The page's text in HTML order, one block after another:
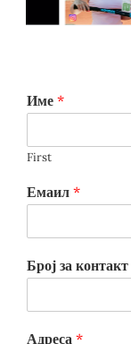
Име *
First
Емаил *
Број за контакт
Адреса *